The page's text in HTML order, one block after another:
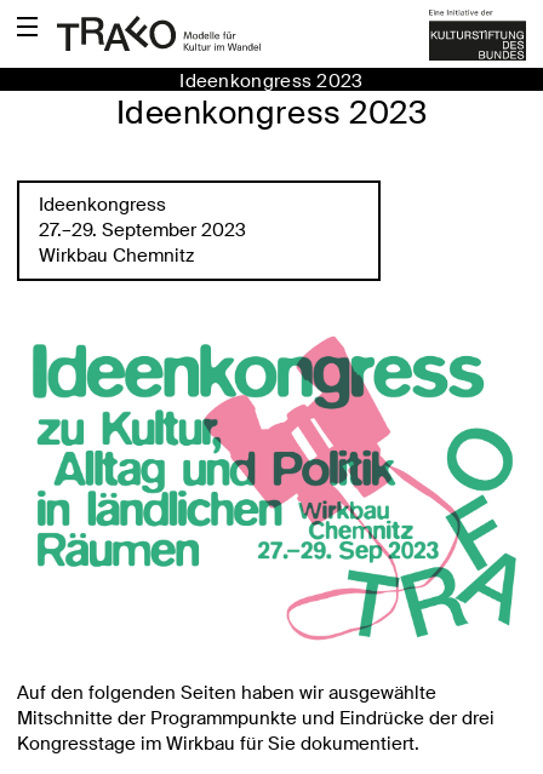
Ideenkongress 2023
Ideenkongress 2023
Ideenkongress
27.–29. September 2023
Wirkbau Chemnitz
Auf den folgenden Seiten haben wir ausgewählte
Mitschnitte der Programmpunkte und Eindrücke der drei
Kongresstage im Wirkbau für Sie dokumentiert.